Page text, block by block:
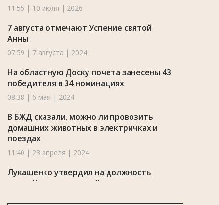
11:55 | 10 июля | 2026
7 августа отмечают Успение святой
Анны
07:59 | 7 августа | 2024
На областную Доску почета занесены 43
победителя в 34 номинациях
08:38 | 6 мая | 2024
В БЖД сказали, можно ли провозить
домашних животных в электричках и
поездах
11:40 | 23 апреля | 2024
Лукашенко утвердил на должность
главы Кормянского райисполкома